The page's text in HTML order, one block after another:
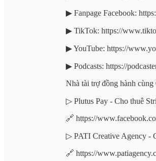
▶︎ Fanpage Facebook:
▶︎ TikTok: https://
▶︎ YouTube: https://
▶︎ Podcasts: https://
Nhà tài trợ đồng hành cùng
▷ Plutus Pay - Cho thuê
🔗 https://
▷ PATI Creative Agency -
🔗 https://